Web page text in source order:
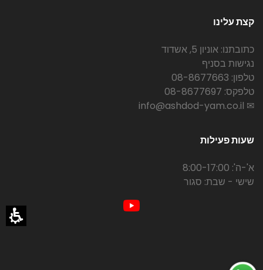
קצת עלינו
כתובתנו: אוניון 5, אשדוד
נגישות בסניף
טלפון: 08-8677663
טלפקס: 08-8677697
✉ info@ashdod-yam.co.il
שעות פעילות
א'-ה': 8:00-17:00
שישי - שבת: סגור